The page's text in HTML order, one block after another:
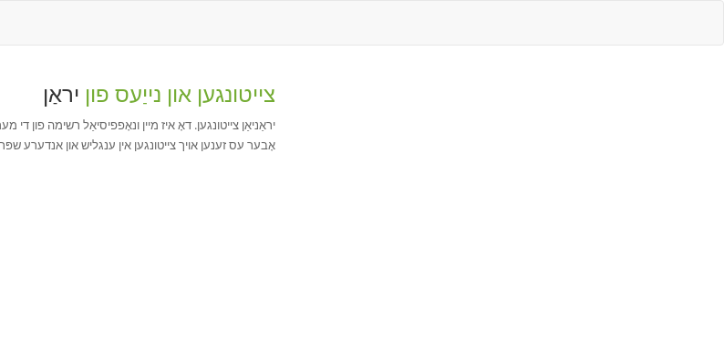
צייטונגען און נייַעס פון יראַן
יראַניאַן צייטונגען. דאָ איז מיין ונאָפפיסיאַל רשימה פון די
אָבער עס זענען אויך צייטונגען אין ענגליש און אנדערע